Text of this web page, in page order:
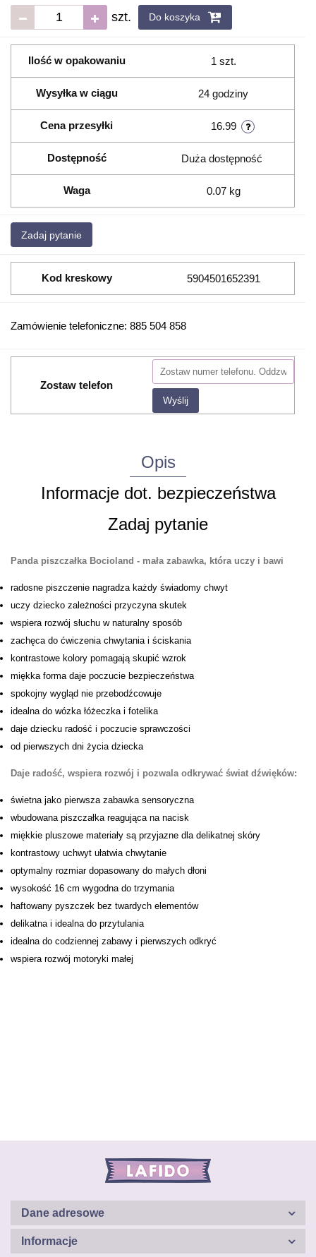
szt. Do koszyka
Ilość w opakowaniu 1 szt.
Wysyłka w ciągu 24 godziny
Cena przesyłki 16.99
Dostępność Duża dostępność
Waga 0.07 kg
Zadaj pytanie
Kod kreskowy 5904501652391
Zamówienie telefoniczne: 885 504 858
Zostaw telefon
Wyślij
Opis
Informacje dot. bezpieczeństwa
Zadaj pytanie
Panda piszczałka Bocioland - mała zabawka, która uczy i bawi
radosne piszczenie nagradza każdy świadomy chwyt
uczy dziecko zależności przyczyna skutek
wspiera rozwój słuchu w naturalny sposób
zachęca do ćwiczenia chwytania i ściskania
kontrastowe kolory pomagają skupić wzrok
miękka forma daje poczucie bezpieczeństwa
spokojny wygląd nie przebodźcowuje
idealna do wózka łóżeczka i fotelika
daje dziecku radość i poczucie sprawczości
od pierwszych dni życia dziecka
Daje radość, wspiera rozwój i pozwala odkrywać świat dźwięków:
świetna jako pierwsza zabawka sensoryczna
wbudowana piszczałka reagująca na nacisk
miękkie pluszowe materiały są przyjazne dla delikatnej skóry
kontrastowy uchwyt ułatwia chwytanie
optymalny rozmiar dopasowany do małych dłoni
wysokość 16 cm wygodna do trzymania
haftowany pyszczek bez twardych elementów
delikatna i idealna do przytulania
idealna do codziennej zabawy i pierwszych odkryć
wspiera rozwój motoryki małej
Dane adresowe
Informacje